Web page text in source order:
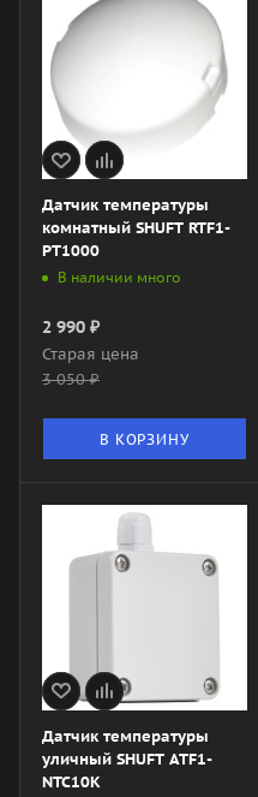
Датчик температуры
комнатный SHUFT RTF1-
PT1000
В наличии много
2 990 ₽
Старая цена
3 050₽
В КОРЗИНУ
Датчик температуры
уличный SHUFT ATF1-
NTC10K